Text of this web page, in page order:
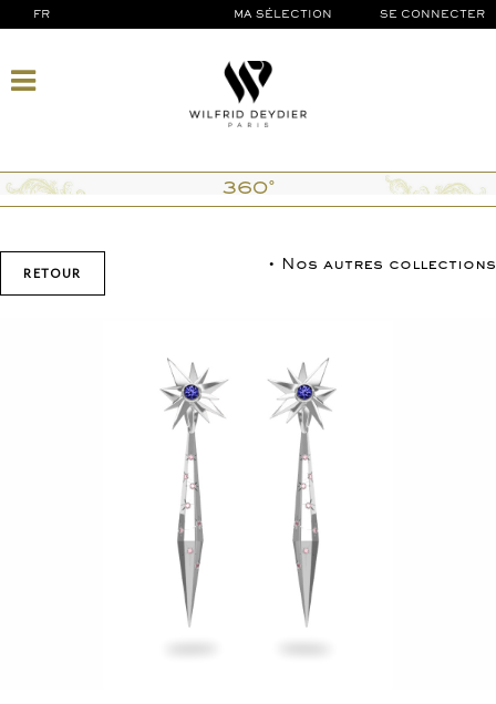
FR MA SÉLECTION SE CONNECTER
360°
• Nos autres collections
RETOUR